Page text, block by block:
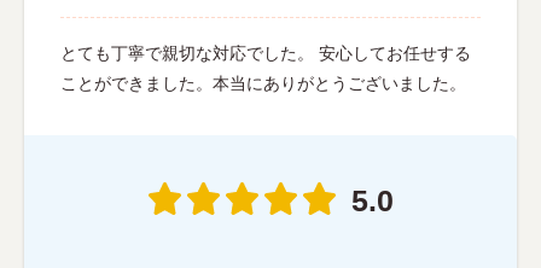
とても丁寧で親切な対応でした。 安心してお任せする
ことができました。本当にありがとうございました。
5.0